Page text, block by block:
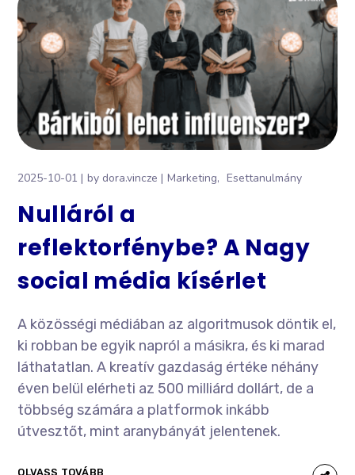
2025-10-01 by dora.vincze Marketing Esettanulmány
Nulláról a
reflektorfénybe? A Nagy
social média kísérlet
A közösségi médiában az algoritmusok döntik el,
ki robban be egyik napról a másikra, és ki marad
láthatatlan. A kreatív gazdaság értéke néhány
éven belül elérheti az 500 milliárd dollárt, de a
többség számára a platformok inkább
útvesztőt, mint aranybányát jelentenek.
OLVASS TOVÁBB